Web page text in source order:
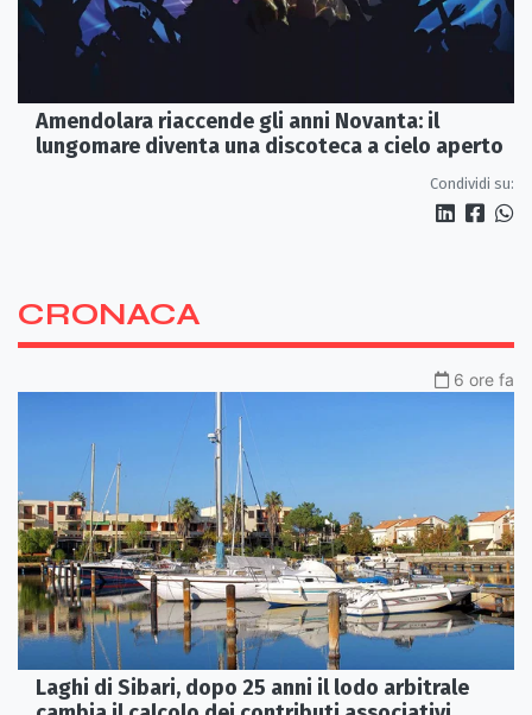
Amendolara riaccende gli anni Novanta: il
lungomare diventa una discoteca a cielo aperto
Condividi su:
CRONACA
6 ore fa
Laghi di Sibari, dopo 25 anni il lodo arbitrale